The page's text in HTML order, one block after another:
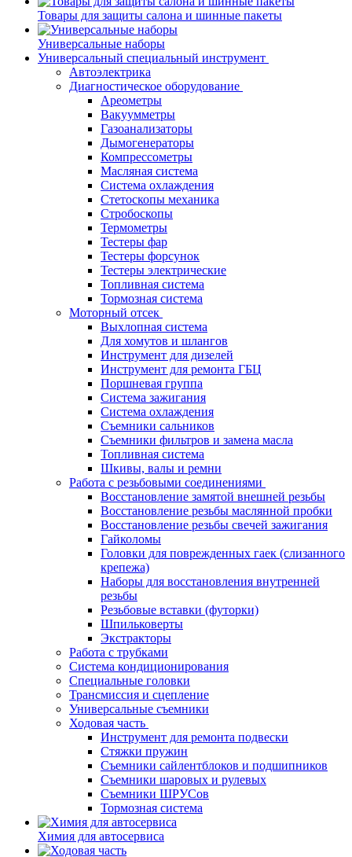
Товары для защиты салона и шинные пакеты
Универсальные наборы
Универсальный специальный инструмент
Автоэлектрика
Диагностическое оборудование
Ареометры
Вакуумметры
Газоанализаторы
Дымогенераторы
Компрессометры
Масляная система
Система охлаждения
Стетоскопы механика
Стробоскопы
Термометры
Тестеры фар
Тестеры форсунок
Тестеры электрические
Топливная система
Тормозная система
Моторный отсек
Выхлопная система
Для хомутов и шлангов
Инструмент для дизелей
Инструмент для ремонта ГБЦ
Поршневая группа
Система зажигания
Система охлаждения
Съемники сальников
Съемники фильтров и замена масла
Топливная система
Шкивы, валы и ремни
Работа с резьбовыми соединениями
Восстановление замятой внешней резьбы
Восстановление резьбы маслянной пробки
Восстановление резьбы свечей зажигания
Гайколомы
Головки для поврежденных гаек (слизанного
крепежа)
Наборы для восстановления внутренней
резьбы
Резьбовые вставки (футорки)
Шпильковерты
Экстракторы
Работа с трубками
Система кондиционирования
Специальные головки
Трансмиссия и сцепление
Универсальные съемники
Ходовая часть
Инструмент для ремонта подвески
Стяжки пружин
Съемники сайлентблоков и подшипников
Съемники шаровых и рулевых
Съемники ШРУСов
Тормозная система
Химия для автосервиса